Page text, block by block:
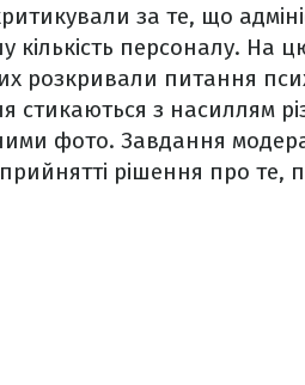
за те, що
кількість персоналу. На
розкривали питання
стикаються з насиллям
фото. Завдання
прийнятті рішення про